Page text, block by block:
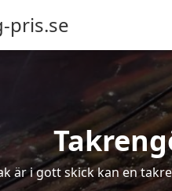
pris.se
är i gott skick kan en